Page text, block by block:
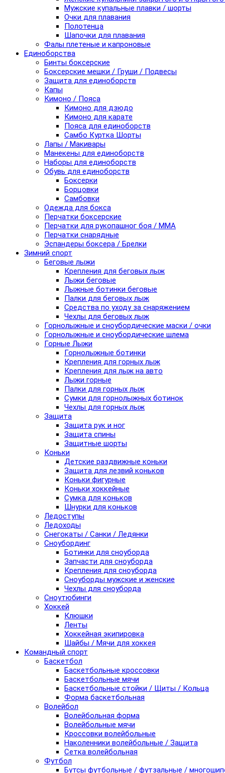
Мужские купальные плавки / шорты
Очки для плавания
Полотенца
Шапочки для плавания
Фалы плетеные и капроновые
Единоборства
Бинты боксерские
Боксерские мешки / Груши / Подвесы
Защита для единоборств
Капы
Кимоно / Пояса
Кимоно для дзюдо
Кимоно для карате
Пояса для единоборств
Самбо Куртка Шорты
Лапы / Макивары
Манекены для единоборств
Наборы для единоборств
Обувь для единоборств
Боксерки
Борцовки
Самбовки
Одежда для бокса
Перчатки боксерские
Перчатки для рукопашног боя / ММА
Перчатки снарядные
Эспандеры боксера / Брелки
Зимний спорт
Беговые лыжи
Крепления для беговых лыж
Лыжи беговые
Лыжные ботинки беговые
Палки для беговых лыж
Средства по уходу за снаряжением
Чехлы для беговых лыж
Горнолыжные и сноубордические маски / очки
Горнолыжные и сноубордические шлема
Горные Лыжи
Горнолыжные ботинки
Крепления для горных лыж
Крепления для лыж на авто
Лыжи горные
Палки для горных лыж
Сумки для горнолыжных ботинок
Чехлы для горных лыж
Защита
Защита рук и ног
Защита спины
Защитные шорты
Коньки
Детские раздвижные коньки
Защита для лезвий коньков
Коньки фигурные
Коньки хоккейные
Сумка для коньков
Шнурки для коньков
Ледоступы
Ледоходы
Снегокаты / Санки / Ледянки
Сноубординг
Ботинки для сноуборда
Запчасти для сноуборда
Крепления для сноуборда
Сноуборды мужские и женские
Чехлы для сноуборда
Сноутюбинги
Хоккей
Клюшки
Ленты
Хоккейная экипировка
Шайбы / Мячи для хоккея
Командный спорт
Баскетбол
Баскетбольные кроссовки
Баскетбольные мячи
Баскетбольные стойки / Щиты / Кольца
Форма баскетбольная
Волейбол
Волейбольная форма
Волейбольные мячи
Кроссовки волейбольные
Наколенники волейбольные / Защита
Сетка волейбольная
Футбол
Бутсы футбольные / футзальные /